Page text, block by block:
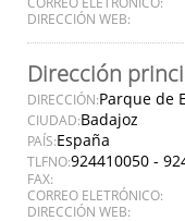
DIRECCIÓN WEB:
Dirección
DIRECCIÓN:Parque de
CIUDAD:Badajoz
PAÍS:España
TLFNO:924410050 -
FAX:
CORREO ELETRÓNICO:
DIRECCIÓN WEB: